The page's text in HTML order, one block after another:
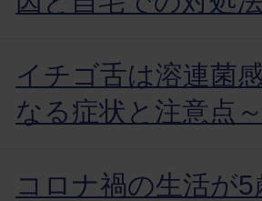
イチゴ舌は溶連菌
なる症状と注意点
コロナ禍の生活が